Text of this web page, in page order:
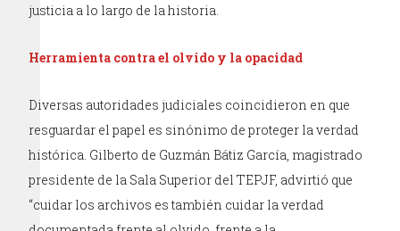
justicia a lo largo de la historia.
Herramienta contra el olvido y la opacidad
Diversas autoridades judiciales coincidieron en que
resguardar el papel es sinónimo de proteger la verdad
histórica. Gilberto de Guzmán Bátiz García, magistrado
presidente de la Sala Superior del TEPJF, advirtió que
“cuidar los archivos es también cuidar la verdad